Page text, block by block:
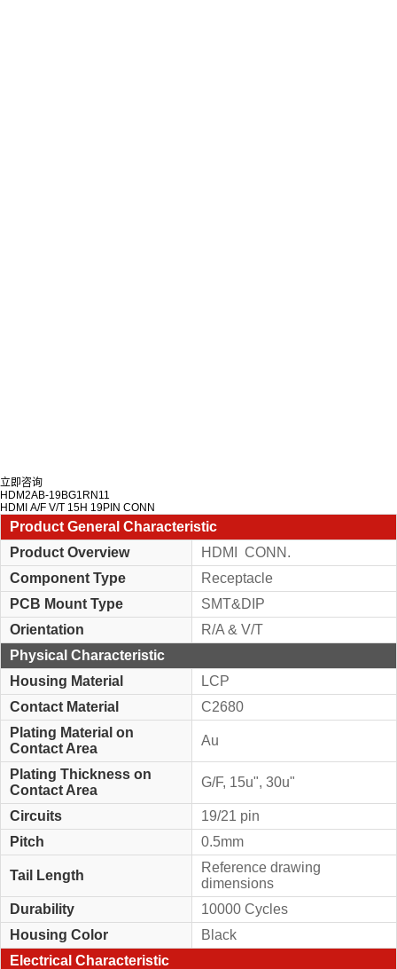
立即咨询
HDM2AB-19BG1RN11
HDMI A/F V/T 15H 19PIN CONN
Product General Characteristic
Product Overview
HDMI CONN.
Component Type
Receptacle
PCB Mount Type
SMT&DIP
Orientation
R/A & V/T
Physical Characteristic
Housing Material
LCP
Contact Material
C2680
Plating Material on
Contact Area
Au
Plating Thickness on
Contact Area
G/F, 15u", 30u"
Circuits
19/21 pin
Pitch
0.5mm
Tail Length
Reference drawing
dimensions
Durability
10000 Cycles
Housing Color
Black
Electrical Characteristic